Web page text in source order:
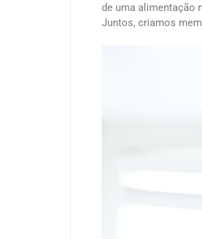
de uma alimentação
Juntos, criamos